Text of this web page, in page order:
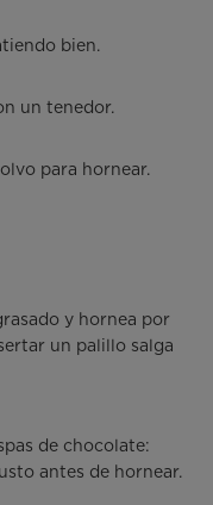
bien.
un tenedor.
para hornear.
y hornea por
un palillo salga
de chocolate:
antes de hornear.